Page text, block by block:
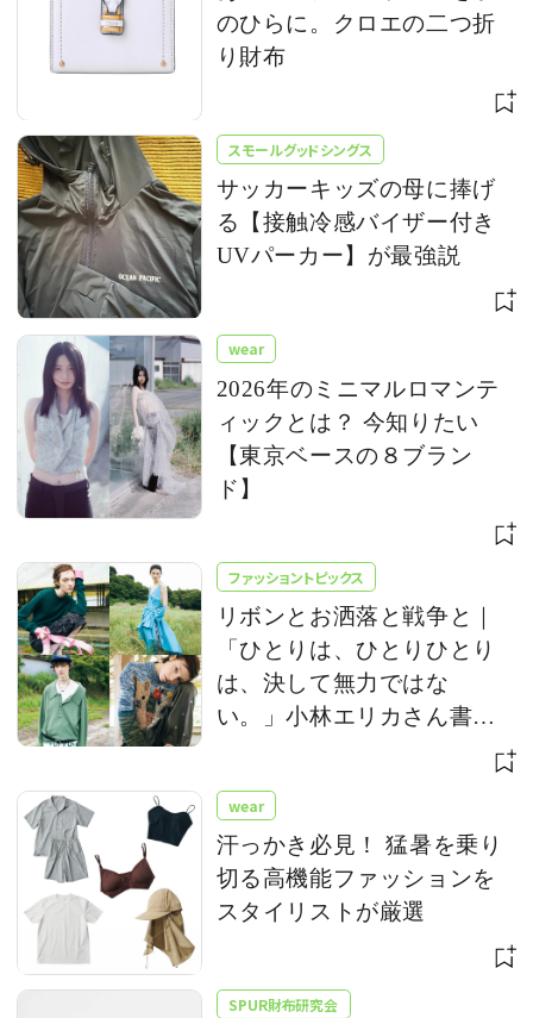
のひらに。クロエの二つ折
り財布
スモールグッドシングス
サッカーキッズの母に捧げ
る【接触冷感バイザー付き
UVパーカー】が最強説
wear
2026年のミニマルロマンテ
ィックとは？ 今知りたい
【東京ベースの８ブラン
ド】
ファッショントピックス
リボンとお洒落と戦争と｜
「ひとりは、ひとりひとり
は、決して無力ではな
い。」小林エリカさん書き
wear
汗っかき必見！ 猛暑を乗り
切る高機能ファッションを
スタイリストが厳選
SPUR財布研究会